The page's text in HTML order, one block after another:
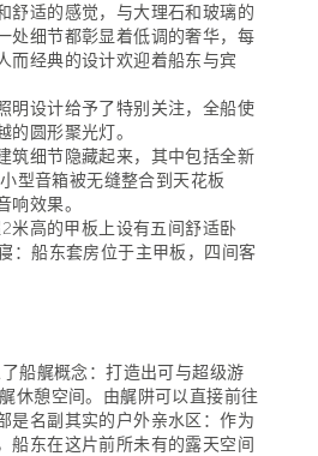
舒适的感觉，与大理石和玻璃的
处细节都彰显着低调的奢华，每
而经典的设计欢迎着船东与宾
明设计给予了特别关注，全船使
的圆形聚光灯。
筑细节隐藏起来，其中包括全新
型音箱被无缝整合到天花板
响效果。
米高的甲板上设有五间舒适卧
：船东套房位于主甲板，四间客
船艉概念：打造出可与超级游
休憩空间。由艉阱可以直接前往
是名副其实的户外亲水区：作为
船东在这片前所未有的露天空间